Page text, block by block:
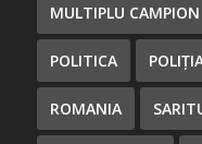
MULTIPLU CAMPION
POLITICA
ROMANIA